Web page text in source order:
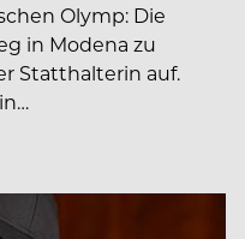
Olymp: Die
in Modena zu
Statthalterin auf.